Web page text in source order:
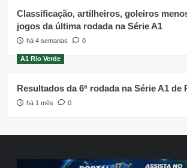
Classificação, artilheiros, goleiros
jogos da última rodada na Série A1
há 4 semanas 0
A1 Rio Verde
Resultados da 6ª rodada na Série A1 de
há 1 mês 0